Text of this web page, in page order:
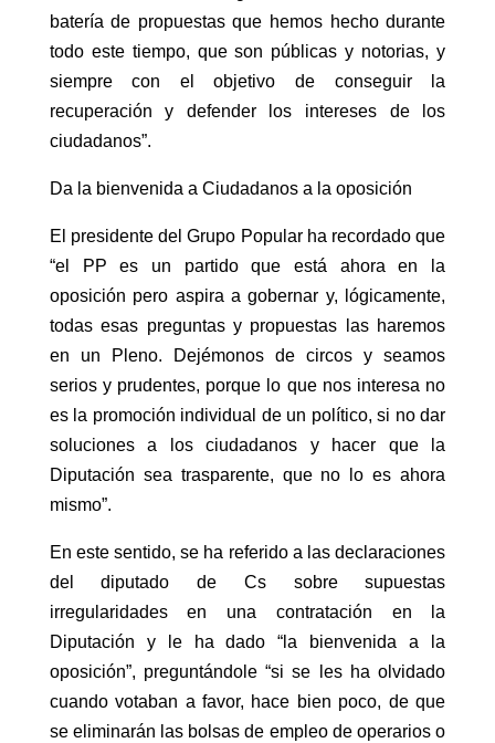
batería de propuestas que hemos hecho durante
todo este tiempo, que son públicas y notorias, y
siempre con el objetivo de conseguir la
recuperación y defender los intereses de los
ciudadanos”.
Da la bienvenida a Ciudadanos a la oposición
El presidente del Grupo Popular ha recordado que
“el PP es un partido que está ahora en la
oposición pero aspira a gobernar y, lógicamente,
todas esas preguntas y propuestas las haremos
en un Pleno. Dejémonos de circos y seamos
serios y prudentes, porque lo que nos interesa no
es la promoción individual de un político, si no dar
soluciones a los ciudadanos y hacer que la
Diputación sea trasparente, que no lo es ahora
mismo”.
En este sentido, se ha referido a las declaraciones
del diputado de Cs sobre supuestas
irregularidades en una contratación en la
Diputación y le ha dado “la bienvenida a la
oposición”, preguntándole “si se les ha olvidado
cuando votaban a favor, hace bien poco, de que
se eliminarán las bolsas de empleo de operarios o